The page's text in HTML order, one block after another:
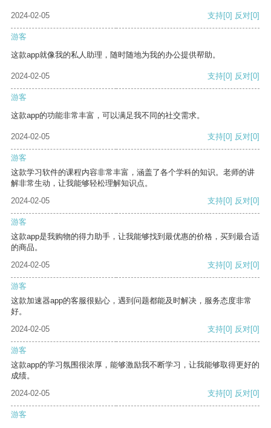
2024-02-05 支持[0] 反对[0]
游客
这款app就像我的私人助理，随时随地为我的办公提供帮助。
2024-02-05 支持[0] 反对[0]
游客
这款app的功能非常丰富，可以满足我不同的社交需求。
2024-02-05 支持[0] 反对[0]
游客
这款学习软件的课程内容非常丰富，涵盖了各个学科的知识。老师的讲
解非常生动，让我能够轻松理解知识点。
2024-02-05
支持[0] 反对[0]
游客
这款app是我购物的得力助手，让我能够找到最优惠的价格，买到最合适
的商品。
2024-02-05
支持[0] 反对[0]
游客
这款加速器app的客服很贴心，遇到问题都能及时解决，服务态度非常
好。
2024-02-05
支持[0] 反对[0]
游客
这款app的学习氛围很浓厚，能够激励我不断学习，让我能够取得更好的
成绩。
2024-02-05
支持[0] 反对[0]
游客